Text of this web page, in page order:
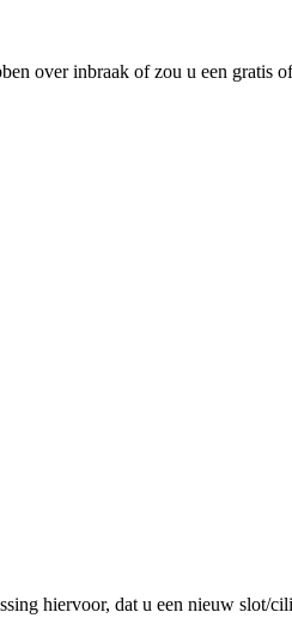
over inbraak of zou u een gratis
hiervoor, dat u een nieuw slot/